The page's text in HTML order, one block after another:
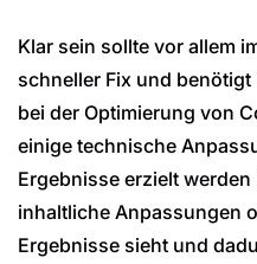
Klar sein sollte vor allem
schneller Fix und
bei der Optimierung von
einige technische
Ergebnisse erzielt
inhaltliche Anpassungen
Ergebnisse sieht und